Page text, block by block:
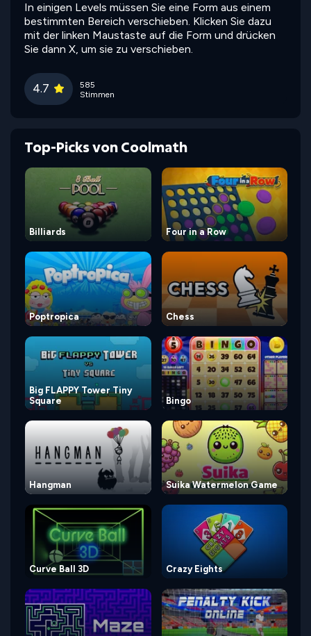
In einigen Levels müssen Sie eine Form aus einem
bestimmten Bereich verschieben. Klicken Sie dazu
mit der linken Maustaste auf die Form und drücken
Sie dann X, um sie zu verschieben.
4.7
585
Stimmen
Top-Picks von Coolmath
Billiards Four in a Row
Poptropica Chess
Big FLAPPY Tower Tiny
Square
Bingo
Hangman Suika Watermelon Game
Curve Ball 3D Crazy Eights